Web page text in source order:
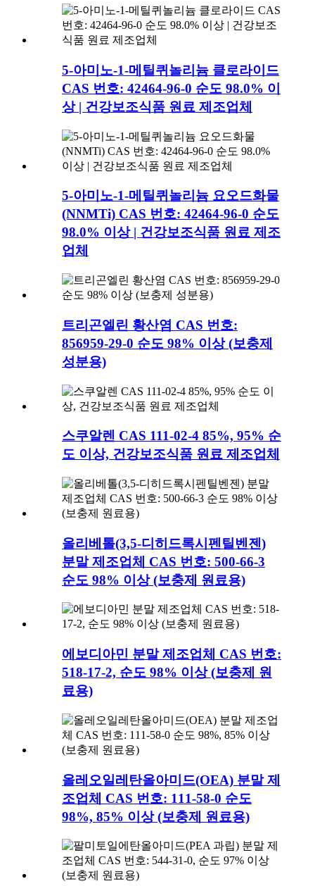
5-아미노-1-메틸퀴놀리늄 클로라이드
CAS 번호: 42464-96-0 순도 98.0% 이
상 | 건강보조식품 원료 제조업체
5-아미노-1-메틸퀴놀리늄 요오드화물
(NNMTi) CAS 번호: 42464-96-0 순도
98.0% 이상 | 건강보조식품 원료 제조
업체
트리곤엘린 황산염 CAS 번호:
856959-29-0 순도 98% 이상 (보충제
성분용)
스쿠알렌 CAS 111-02-4 85%, 95% 순
도 이상, 건강보조식품 원료 제조업체
올리베톨(3,5-디히드록시펜틸벤젠)
분말 제조업체 CAS 번호: 500-66-3
순도 98% 이상 (보충제 원료용)
에보디아민 분말 제조업체 CAS 번호:
518-17-2, 순도 98% 이상 (보충제 원
료용)
올레오일레탄올아미드(OEA) 분말 제
조업체 CAS 번호: 111-58-0 순도
98%, 85% 이상 (보충제 원료용)